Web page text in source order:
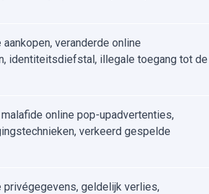
veranderde online
identiteitsdiefstal, illegale toegang tot de
online pop-upadvertenties,
verkeerd gespelde
geldelijk verlies,